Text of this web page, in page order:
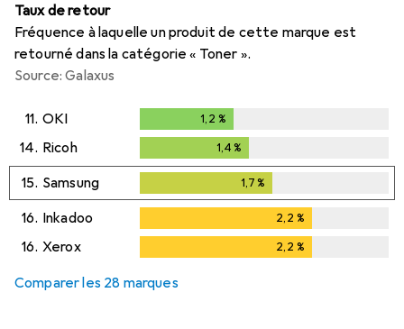
Taux de retour
Fréquence à laquelle un produit de cette marque est
retourné dans la catégorie « Toner ».
Source: Galaxus
11. OKI 1,2 %
14. Ricoh 1,4 %
15. Samsung 1,7 %
16. Inkadoo 2,2 %
16. Xerox 2,2 %
Comparer les 28 marques